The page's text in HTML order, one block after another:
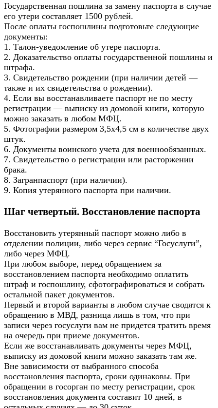
Государственная пошлина за замену паспорта в случае
его утери составляет 1500 рублей.
После оплаты госпошлины подготовьте следующие
документы:
1. Талон-уведомление об утере паспорта.
2. Доказательство оплаты государственной пошлины и
штрафа.
3. Свидетельство рождении (при наличии детей —
также и их свидетельства о рождении).
4. Если вы восстанавливаете паспорт не по месту
регистрации — выписку из домовой книги, которую
можно заказать в любом МФЦ.
5. Фотографии размером 3,5х4,5 см в количестве двух
штук.
6. Документы воинского учета для военнообязанных.
7. Свидетельство о регистрации или расторжении
брака.
8. Загранпаспорт (при наличии).
9. Копия утерянного паспорта при наличии.
Шаг четвертый. Восстановление паспорта
Восстановить утерянный паспорт можно либо в
отделении полиции, либо через сервис “Госуслуги”,
либо через МФЦ.
При любом выборе, перед обращением за
восстановлением паспорта необходимо оплатить
штраф и госпошлину, сфотографироваться и собрать
остальной пакет документов.
Первый и второй варианты в любом случае сводятся к
обращению в МВД, разница лишь в том, что при
записи через госуслуги вам не придется тратить время
на очередь при приеме документов.
Если же восстанавливать документы через МФЦ,
выписку из домовой книги можно заказать там же.
Вне зависимости от выбранного способа
восстановления паспорта, сроки одинаковы. При
обращении в госорган по месту регистрации, срок
восстановления документа составит 10 дней, в